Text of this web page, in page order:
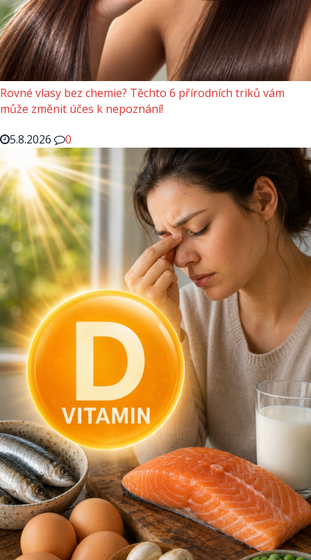
Rovné vlasy bez chemie? Těchto 6 přírodních triků vám
může změnit účes k nepoznání!
5.8.2026
0